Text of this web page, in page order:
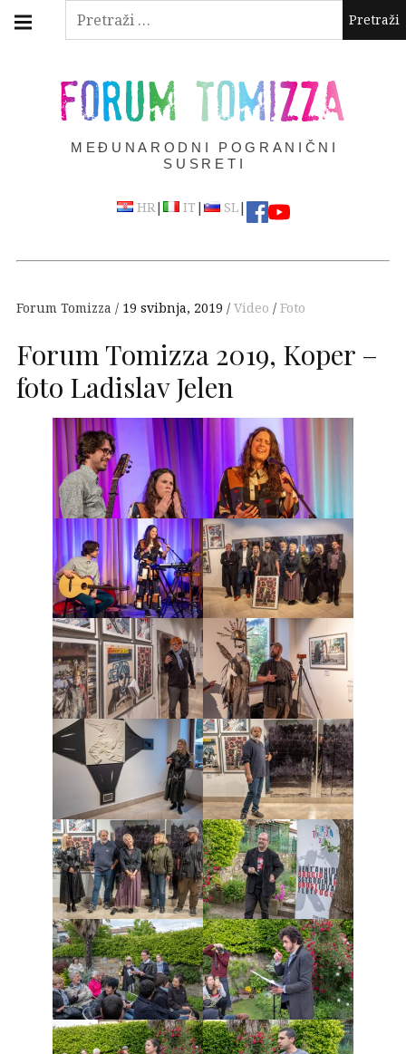
Pretraži:
Skip
FORUM TOMIZZA
MEĐUNARODNI POGRANIČNI
SUSRETI
HR| IT | SL|
navigation
Forum Tomizza 19 svibnja, 2019 Video Foto
Forum Tomizza 2019, Koper –
foto Ladislav Jelen